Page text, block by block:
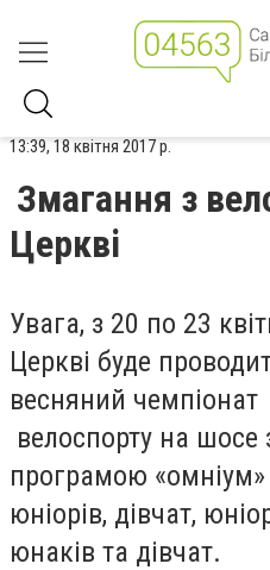
13:39, 18 квітня 2017 р.
Змагання з
Церкві
Увага, з 20 по 23
Церкві буде
весняний чемпіонат
велоспорту на шосе
програмою
юніорів, дівчат,
юнаків та дівчат.